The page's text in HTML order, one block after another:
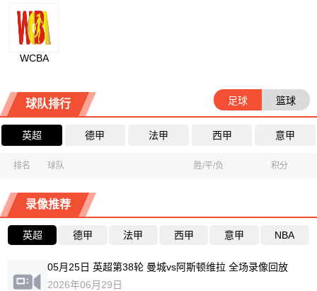
WCBA
球队排行 足球 篮球
英超 德甲 法甲 西甲 意甲
排名 球队 胜/平/负 积分
录像推荐
英超 德甲 法甲 西甲 意甲 NBA
05月25日 英超第38轮 曼城vs阿斯顿维拉 全场录像回放
2026年06月29日